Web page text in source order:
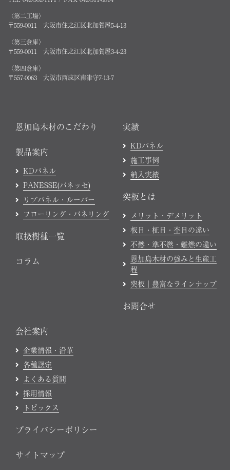
〈第二工場〉
〒559-0011 大阪市住之江区北加賀屋5-4-13
〈第三倉庫〉
〒559-0011 大阪市住之江区北加賀屋3-4-23
〈第四倉庫〉
〒557-0063 大阪市西成区南津守7-13-7
恩加島木材のこだわり
製品案内
KDパネル
PANESSE(パネッセ)
リブパネル・ルーバー
フローリング・パネリング
取扱樹種一覧
コラム
実績
KDパネル
施工事例
納入実績
突板とは
メリット・デメリット
板目・柾目・杢目の違い
不燃・準不燃・難燃の違い
恩加島木材の強みと生産工
程
突板｜豊富なラインナップ
お問合せ
会社案内
企業情報・沿革
各種認定
よくある質問
採用情報
トピックス
プライバシーポリシー
サイトマップ